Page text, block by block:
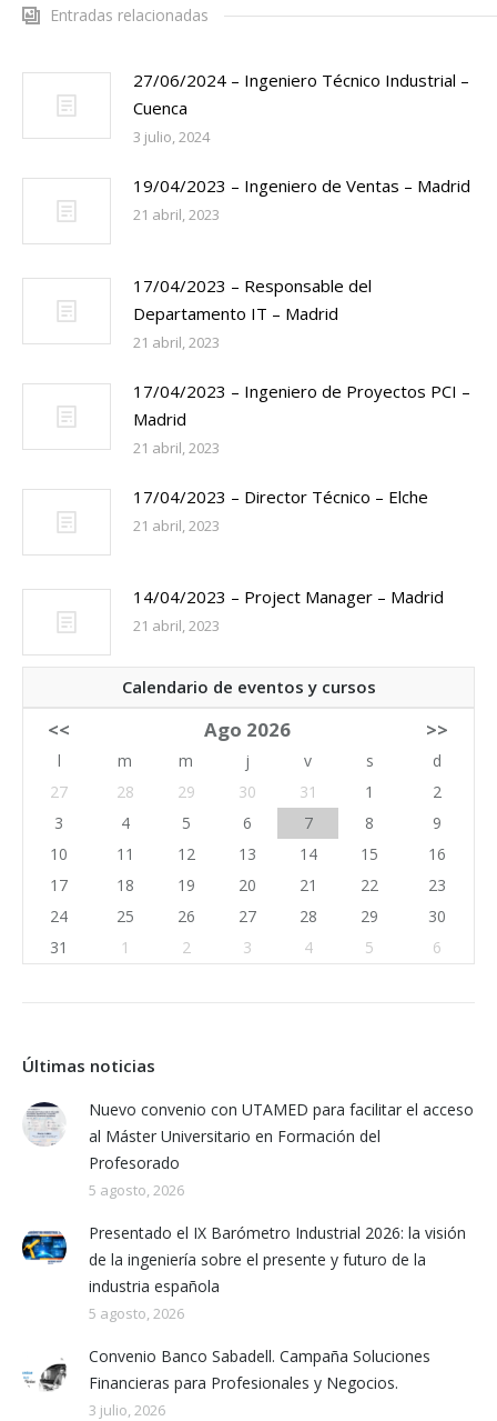
Entradas relacionadas
27/06/2024 – Ingeniero Técnico Industrial –
Cuenca
3 julio, 2024
19/04/2023 – Ingeniero de Ventas – Madrid
21 abril, 2023
17/04/2023 – Responsable del
Departamento IT – Madrid
21 abril, 2023
17/04/2023 – Ingeniero de Proyectos PCI –
Madrid
21 abril, 2023
17/04/2023 – Director Técnico – Elche
21 abril, 2023
14/04/2023 – Project Manager – Madrid
21 abril, 2023
Calendario de eventos y cursos
<< Ago 2026 >>
l m m j v s
d
27
28 29 30 31 1
2
3
4 5 6 7 8
9
10
11 12 13 14 15
16
17
18 19 20 21 22
23
24
25 26 27 28 29
30
31
1 2 3 4 5 6
Últimas noticias
Nuevo convenio con UTAMED para facilitar el acceso
al Máster Universitario en Formación del
Profesorado
5 agosto, 2026
Presentado el IX Barómetro Industrial 2026: la visión
de la ingeniería sobre el presente y futuro de la
industria española
5 agosto, 2026
Convenio Banco Sabadell. Campaña Soluciones
Financieras para Profesionales y Negocios.
3 julio, 2026